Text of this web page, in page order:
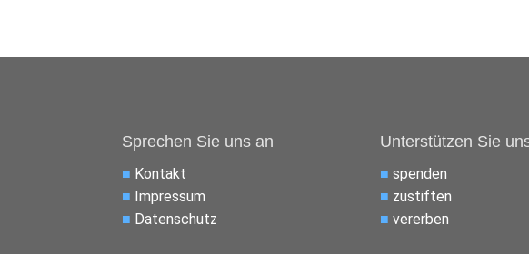
Sprechen Sie uns an
■ Kontakt
■ Impressum
■ Datenschutz
Unterstützen Sie
■ spenden
■ zustiften
■ vererben